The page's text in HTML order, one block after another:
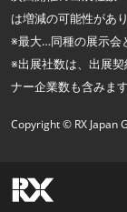
は増減の可能性があり
※最大…同種の展示会
※出展社数は、出展
ナー企業数も含みます
Copyright © RX Japan